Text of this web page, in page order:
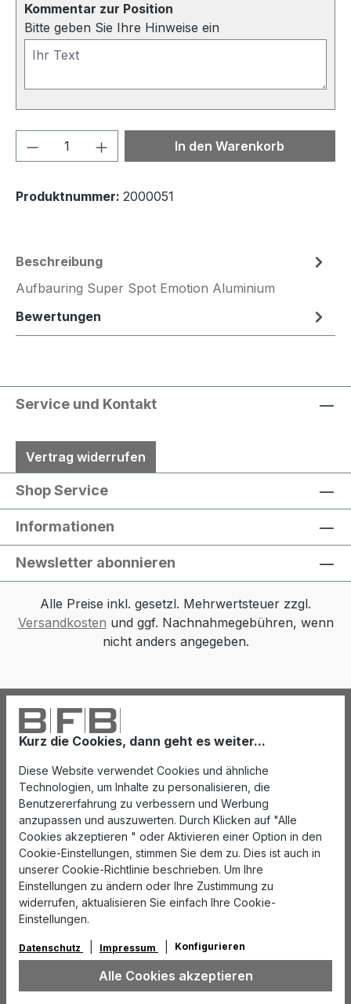
Kurz die Cookies, dann geht es weiter...
Diese Website verwendet Cookies und ähnliche
Technologien, um Inhalte zu personalisieren, die
Benutzererfahrung zu verbessern und Werbung
anzupassen und auszuwerten. Durch Klicken auf "Alle
Cookies akzeptieren " oder Aktivieren einer Option in den
Cookie-Einstellungen, stimmen Sie dem zu. Dies ist auch in
unserer Cookie-Richtlinie beschrieben. Um Ihre
Einstellungen zu ändern oder Ihre Zustimmung zu
widerrufen, aktualisieren Sie einfach Ihre Cookie-
Einstellungen.
Datenschutz Impressum Konfigurieren
Alle Cookies akzeptieren
Kommentar zur Position
Bitte geben Sie Ihre Hinweise ein
Produkt Anzahl: Gib denIn den Warenkorb
Produktnummer: 2000051
Beschreibung
Aufbauring Super Spot Emotion Aluminium
Bewertungen
Service und Kontakt
Vertrag widerrufen
Shop Service
Informationen
Newsletter abonnieren
Alle Preise inkl. gesetzl. Mehrwertsteuer zzgl.
Versandkosten und ggf. Nachnahmegebühren, wenn
nicht anders angegeben.